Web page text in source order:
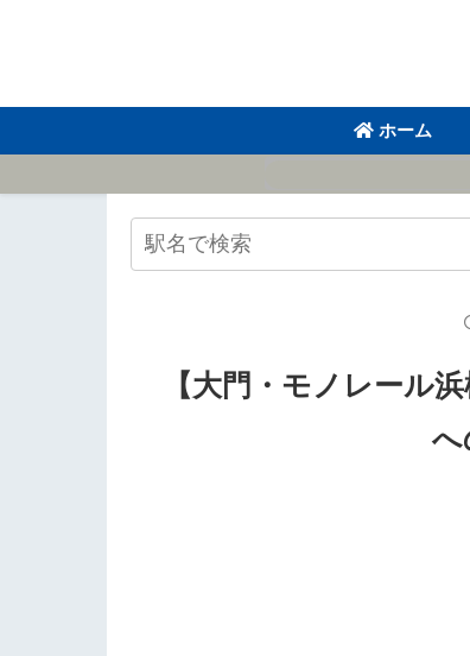
ホーム
【大門・モノレール
へ